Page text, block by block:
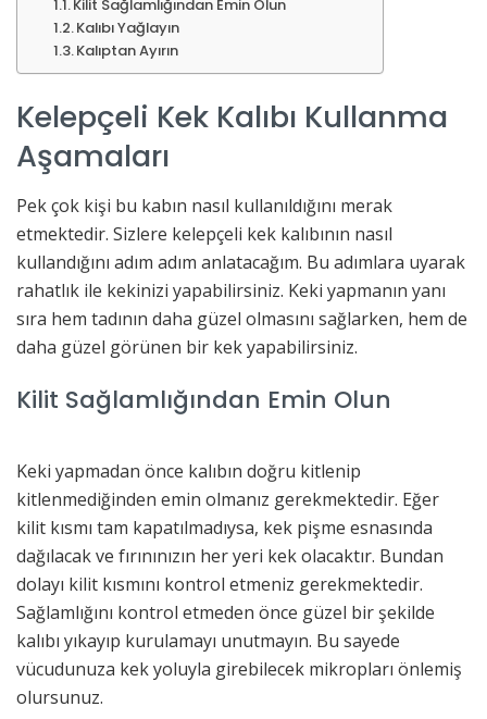
Kilit Sağlamlığından Emin Olun
Kalıbı Yağlayın
Kalıptan Ayırın
Kelepçeli Kek Kalıbı Kullanma
Aşamaları
Pek çok kişi bu kabın nasıl kullanıldığını merak
etmektedir. Sizlere kelepçeli kek kalıbının nasıl
kullandığını adım adım anlatacağım. Bu adımlara uyarak
rahatlık ile kekinizi yapabilirsiniz. Keki yapmanın yanı
sıra hem tadının daha güzel olmasını sağlarken, hem de
daha güzel görünen bir kek yapabilirsiniz.
Kilit Sağlamlığından Emin Olun
Keki yapmadan önce kalıbın doğru kitlenip
kitlenmediğinden emin olmanız gerekmektedir. Eğer
kilit kısmı tam kapatılmadıysa, kek pişme esnasında
dağılacak ve fırınınızın her yeri kek olacaktır. Bundan
dolayı kilit kısmını kontrol etmeniz gerekmektedir.
Sağlamlığını kontrol etmeden önce güzel bir şekilde
kalıbı yıkayıp kurulamayı unutmayın. Bu sayede
vücudunuza kek yoluyla girebilecek mikropları önlemiş
olursunuz.